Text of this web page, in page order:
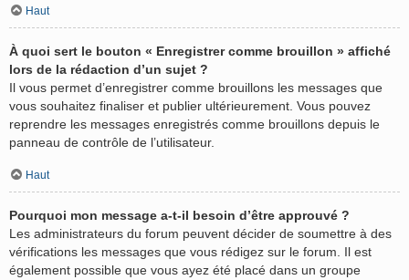
Haut
À quoi sert le bouton « Enregistrer comme brouillon » affiché
lors de la rédaction d’un sujet ?
Il vous permet d’enregistrer comme brouillons les messages que
vous souhaitez finaliser et publier ultérieurement. Vous pouvez
reprendre les messages enregistrés comme brouillons depuis le
panneau de contrôle de l’utilisateur.
Haut
Pourquoi mon message a-t-il besoin d’être approuvé ?
Les administrateurs du forum peuvent décider de soumettre à des
vérifications les messages que vous rédigez sur le forum. Il est
également possible que vous ayez été placé dans un groupe